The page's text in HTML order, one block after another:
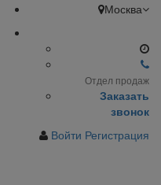
Москва
Отдел продаж
Заказать
звонок
Войти Регистрация